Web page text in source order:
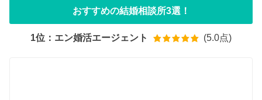
おすすめの結婚相談所3選！
1位：エン婚活エージェント (5.0点)